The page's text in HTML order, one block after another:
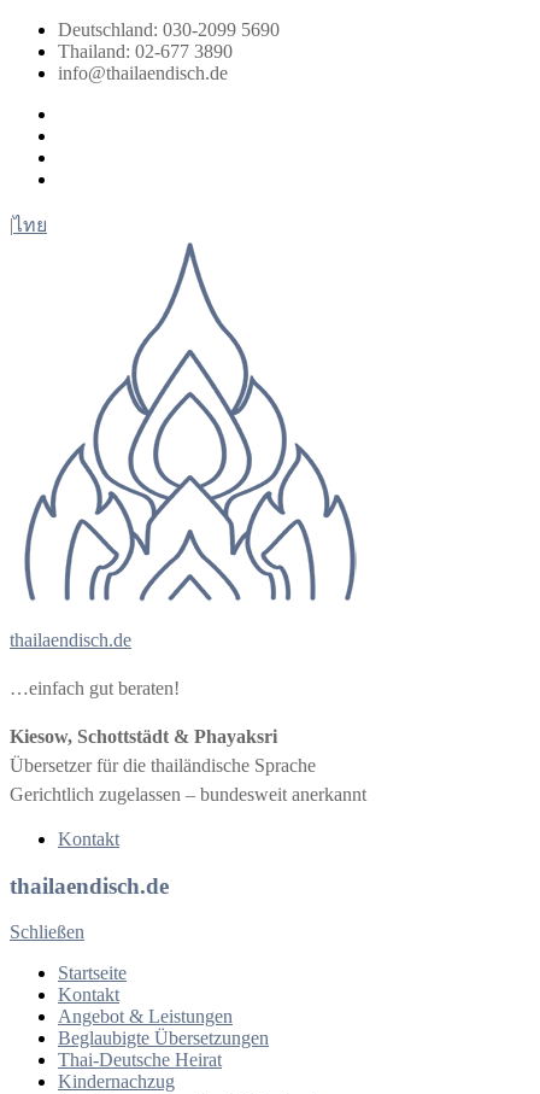
Zum
Inhalt
springen
Deutschland: 030-2099 5690
Thailand: 02-677 3890
info@thailaendisch.de
|ไทย
thailaendisch.de
…einfach gut beraten!
Kiesow, Schottstädt & Phayaksri
Übersetzer für die thailändische Sprache
Gerichtlich zugelassen – bundesweit anerkannt
Kontakt
thailaendisch.de
Schließen
Startseite
Kontakt
Angebot & Leistungen
Beglaubigte Übersetzungen
Thai-Deutsche Heirat
Kindernachzug